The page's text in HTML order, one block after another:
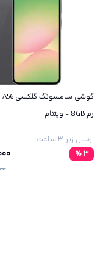
رم 8GB - ویتنام
ارسال زیر ۳ ساعت
3
%